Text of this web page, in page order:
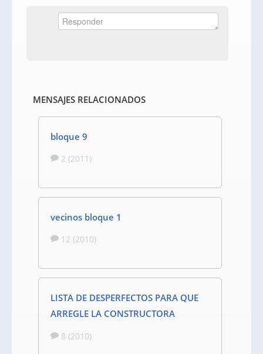
MENSAJES RELACIONADOS
bloque 9
2 (2011)
vecinos bloque 1
12 (2010)
LISTA DE DESPERFECTOS PARA QUE
ARREGLE LA CONSTRUCTORA
8 (2010)